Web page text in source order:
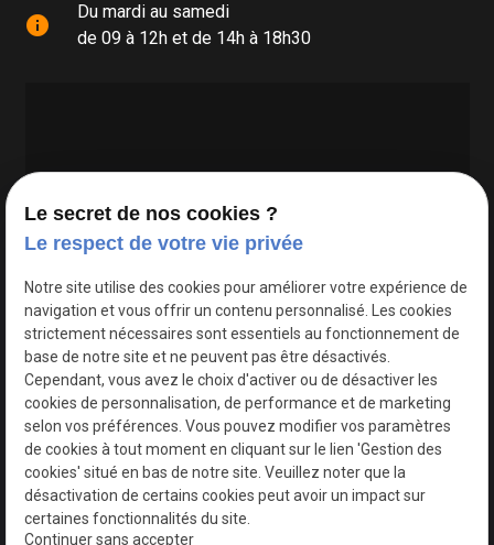
info
Du mardi au samedi
de 09 à 12h et de 14h à 18h30
Google Maps Search API est désactivé.
Le secret de nos cookies ?
Le respect de votre vie privée
Notre site utilise des cookies pour améliorer votre expérience de
navigation et vous offrir un contenu personnalisé. Les cookies
strictement nécessaires sont essentiels au fonctionnement de
base de notre site et ne peuvent pas être désactivés.
Cependant, vous avez le choix d'activer ou de désactiver les
cookies de personnalisation, de performance et de marketing
selon vos préférences. Vous pouvez modifier vos paramètres
de cookies à tout moment en cliquant sur le lien 'Gestion des
cookies' situé en bas de notre site. Veuillez noter que la
désactivation de certains cookies peut avoir un impact sur
certaines fonctionnalités du site.
Continuer sans accepter